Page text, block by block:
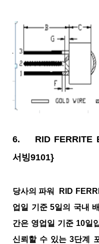
6. RID FERRITE
서빙9101}
당사의 파워 RID
업일 기준 5일의 국내
간은 영업일 기준 10일
신뢰할 수 있는 3단계